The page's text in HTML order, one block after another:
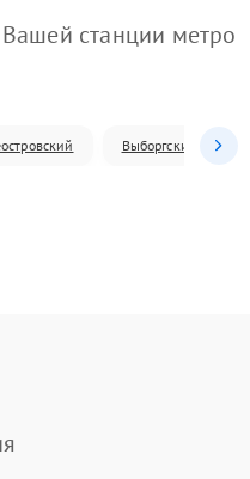
станции метро
Выборгский